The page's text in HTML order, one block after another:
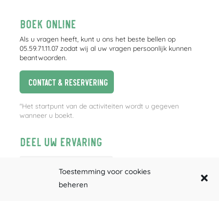
Toestemming voor cookies
beheren
Boek online
Als u vragen heeft, kunt u ons het beste bellen op
05.59.71.11.07 zodat wij al uw vragen persoonlijk kunnen
beantwoorden.
Contact & reservering
"Het startpunt van de activiteiten wordt u gegeven
wanneer u boekt.
Deel uw ervaring